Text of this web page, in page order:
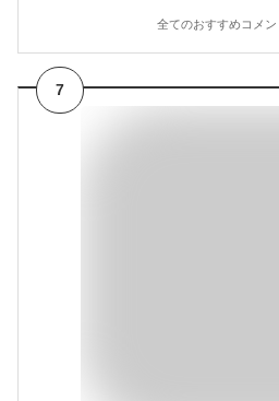
全てのおすすめコメン
7